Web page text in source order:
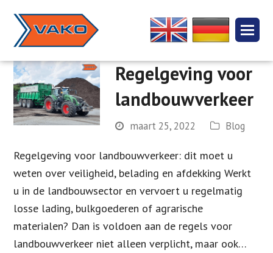
Regelgeving voor
landbouwverkeer
maart 25, 2022 Blog
Regelgeving voor landbouwverkeer: dit moet u
weten over veiligheid, belading en afdekking Werkt
u in de landbouwsector en vervoert u regelmatig
losse lading, bulkgoederen of agrarische
materialen? Dan is voldoen aan de regels voor
landbouwverkeer niet alleen verplicht, maar ook…